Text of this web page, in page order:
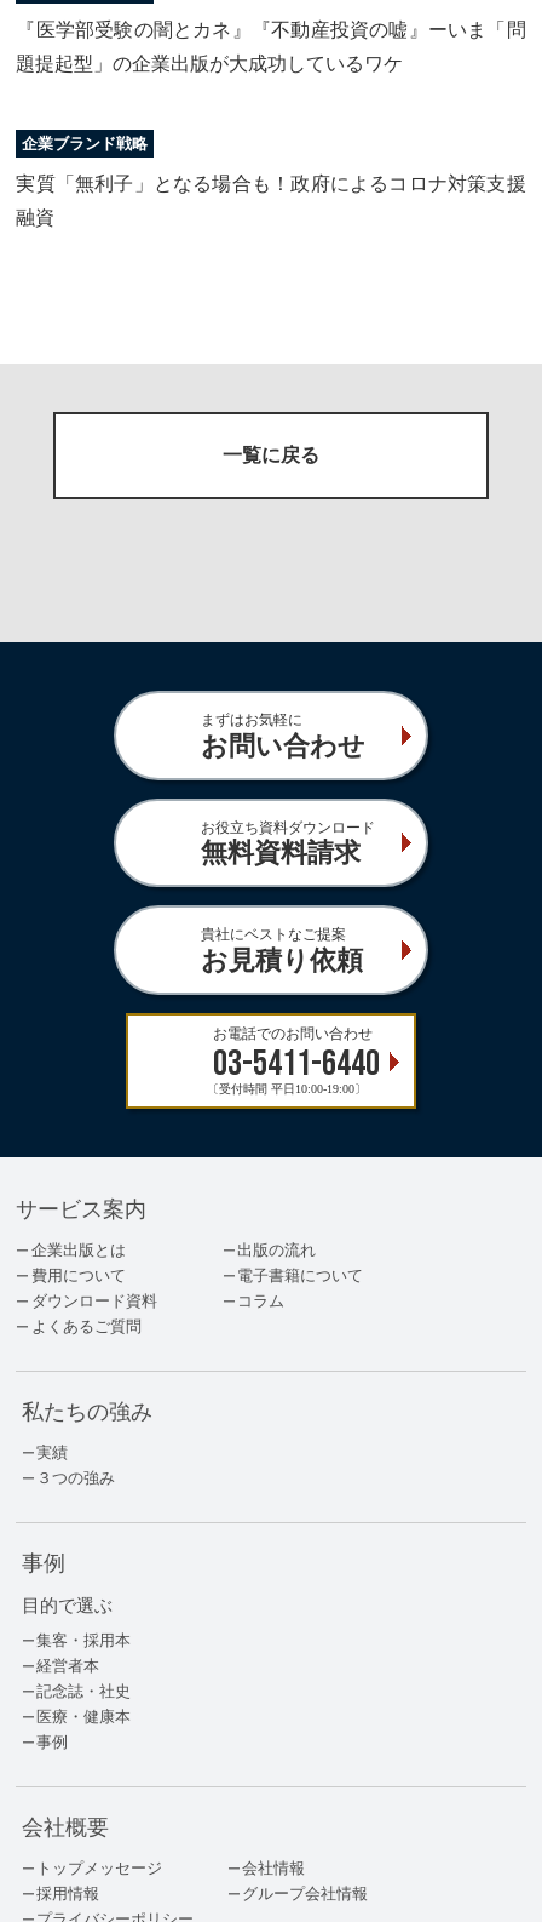
『医学部受験の闇とカネ』『不動産投資の嘘』ーいま「問
題提起型」の企業出版が大成功しているワケ
企業ブランド戦略
実質「無利子」となる場合も！政府によるコロナ対策支援
融資
一覧に戻る
まずはお気軽に
お問い合わせ
お役立ち資料ダウンロード
無料資料請求
貴社にベストなご提案
お見積り依頼
お電話でのお問い合わせ
03-5411-6440
〔受付時間 平日10:00-19:00〕
サービス案内
企業出版とは
出版の流れ
費用について
電子書籍について
ダウンロード資料
コラム
よくあるご質問
私たちの強み
実績
３つの強み
事例
目的で選ぶ
集客・採用本
経営者本
記念誌・社史
医療・健康本
事例
会社概要
トップメッセージ
会社情報
採用情報
グループ会社情報